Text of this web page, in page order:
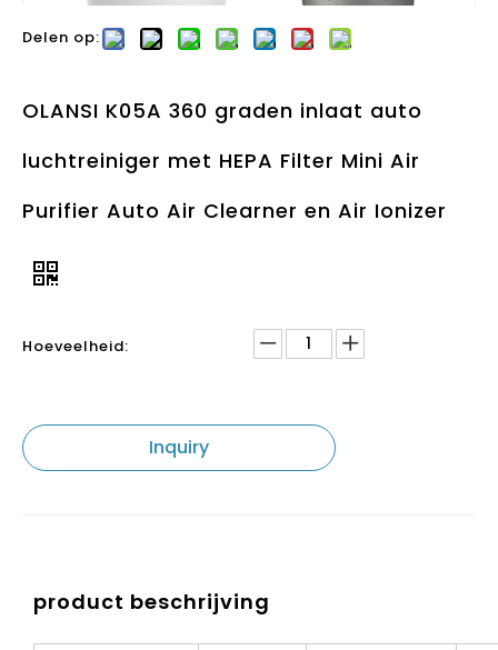
Delen op:
OLANSI K05A 360 graden inlaat auto
luchtreiniger met HEPA Filter Mini Air
Purifier Auto Air Clearner en Air Ionizer
Hoeveelheid:
Inquiry
product beschrijving